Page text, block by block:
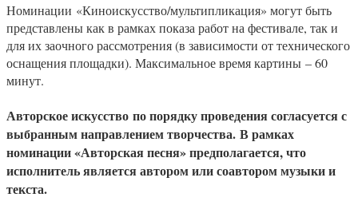
Номинации «Киноискусство/мультипликация» могут быть
представлены как в рамках показа работ на фестивале, так и
для их заочного рассмотрения (в зависимости от технического
оснащения площадки). Максимальное время картины – 60
минут.
Авторское искусство по порядку проведения согласуется с
выбранным направлением творчества. В рамках
номинации «Авторская песня» предполагается, что
исполнитель является автором или соавтором музыки и
текста.